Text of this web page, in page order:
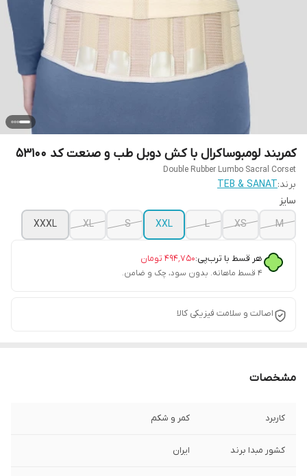
کمربند لومبوساکرال با کش دوبل طب و صنعت کد 53100
Double Rubber Lumbo Sacral Corset
برند:TEB & SANAT
سایز
M
XS
L
XXL
S
XL
XXXL
هر قسط با ترب‌پی:۴۹۴٬۷۵۰ تومان
۴ قسط ماهانه. بدون سود، چک و ضامن.
اصالت و سلامت فیزیکی کالا
مشخصات
کاربرد کمر و شکم
کشور مبدا برند ایران